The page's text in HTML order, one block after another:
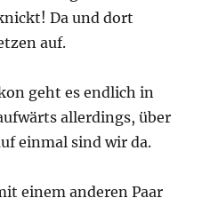
Da und dort
auf.
geht es endlich in
allerdings, über
einmal sind wir da.
einem anderen Paar